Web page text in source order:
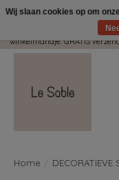
Wij pakken met plezier jouw
winkelmandje. GRATIS
Home DECORATIEVE
Wij slaan cookies op om